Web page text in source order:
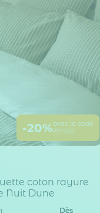
-20%avec le code
ZEN20
coton rayure
Nuit Dune
Dès